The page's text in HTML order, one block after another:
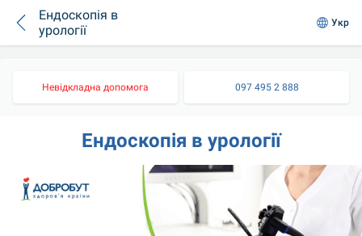
Ендоскопія в
урології
Укр
Невідкладна допомога 097 495 2 888
Ендоскопія в урології